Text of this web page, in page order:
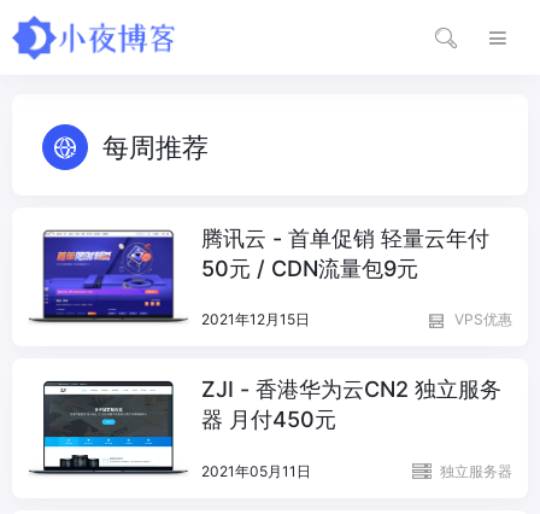
每周推荐
腾讯云 - 首单促销 轻量云年付
50元 / CDN流量包9元
2021年12月15日 VPS优惠
ZJI - 香港华为云CN2 独立服务
器 月付450元
2021年05月11日 独立服务器